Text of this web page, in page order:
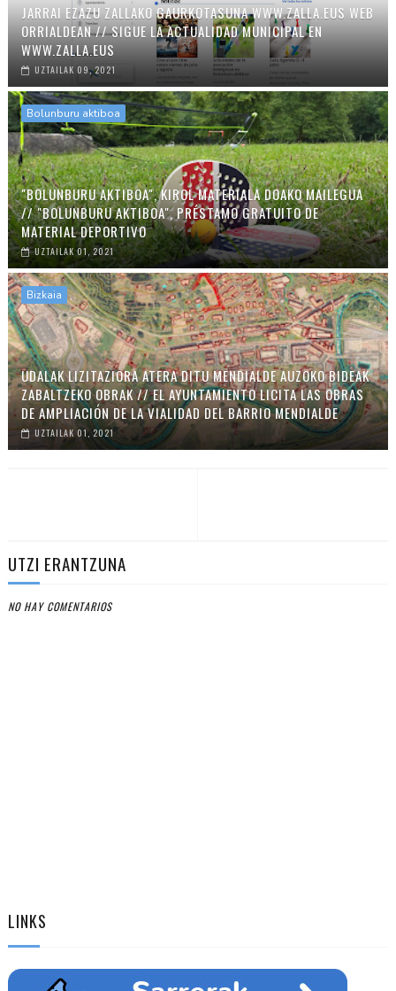
JARRAI EZAZU ZALLAKO GAURKOTASUNA WWW.ZALLA.EUS WEB
ORRIALDEAN // SIGUE LA ACTUALIDAD MUNICIPAL EN
WWW.ZALLA.EUS
UZTAILAK 09, 2021
Bolunburu aktiboa
"BOLUNBURU AKTIBOA", KIROL MATERIALA DOAKO MAILEGUA
// "BOLUNBURU AKTIBOA", PRÉSTAMO GRATUITO DE
MATERIAL DEPORTIVO
UZTAILAK 01, 2021
Bizkaia
UDALAK LIZITAZIORA ATERA DITU MENDIALDE AUZOKO BIDEAK
ZABALTZEKO OBRAK // EL AYUNTAMIENTO LICITA LAS OBRAS
DE AMPLIACIÓN DE LA VIALIDAD DEL BARRIO MENDIALDE
UZTAILAK 01, 2021
UTZI ERANTZUNA
NO HAY COMENTARIOS
LINKS